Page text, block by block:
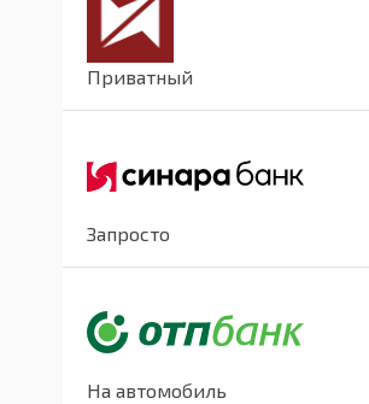
Приватный
Запросто
На автомобиль